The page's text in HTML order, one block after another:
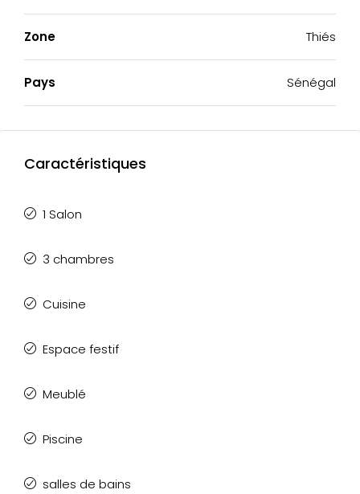
Zone Thiés
Pays Sénégal
Caractéristiques
1 Salon
3 chambres
Cuisine
Espace festif
Meublé
Piscine
salles de bains